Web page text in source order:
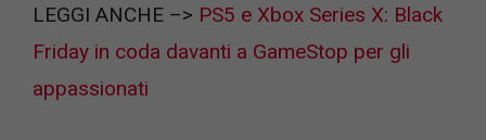
LEGGI ANCHE –> PS5 e Xbox Series X: Black
Friday in coda davanti a GameStop per gli
appassionati